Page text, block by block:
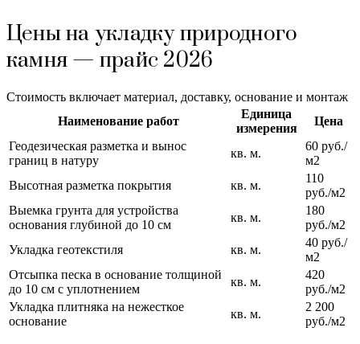
Цены на укладку природного
камня — прайс 2026
Стоимость включает материал, доставку, основание и монтаж
Наименование работ
Единица
измерения
Цена
Геодезическая разметка и вынос
границ в натуру
кв. м.
60 руб./
м2
Высотная разметка покрытия
кв. м.
110
руб./м2
Выемка грунта для устройства
основания глубиной до 10 см
кв. м.
180
руб./м2
Укладка геотекстиля
кв. м.
40 руб./
м2
Отсыпка песка в основание толщиной
до 10 см с уплотнением
кв. м.
420
руб./м2
Укладка плитняка на нежесткое
основание
кв. м.
2 200
руб./м2